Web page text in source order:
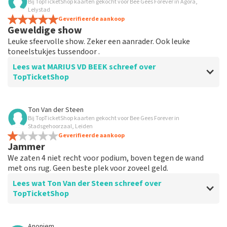
Bij TopTicketShop kaarten gekocht voor Bee Gees Forever in Agora,
Lelystad
Geverifieerde aankoop
Geweldige show
Leuke sfeervolle show. Zeker een aanrader. Ook leuke
toneelstukjes tussendoor .
Lees wat MARIUS VD BEEK schreef over
TopTicketShop
Beoordeling van MARIUS VD BEEK over
Prima
Ging prima. Geen bijzonderheden te benoemen zoals
het hoort bij online aankopen
Ton Van der Steen
Bij TopTicketShop kaarten gekocht voor Bee Gees Forever in
Stadsgehoorzaal, Leiden
Geverifieerde aankoop
Jammer
We zaten 4 niet recht voor podium, boven tegen de wand
met ons rug. Geen beste plek voor zoveel geld.
Lees wat Ton Van der Steen schreef over
TopTicketShop
Beoordeling van Ton Van der Steen over